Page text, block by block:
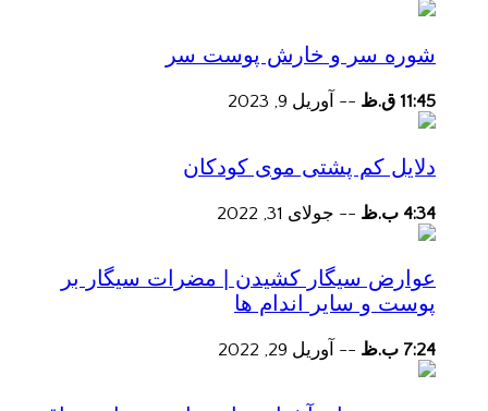
شوره سر و خارش پوست سر
11:45 ق.ظ -- آوریل 9, 2023
دلایل کم پشتی موی کودکان
4:34 ب.ظ -- جولای 31, 2022
عوارض سیگار کشیدن | مضرات سیگار بر
پوست و سایر اندام ها
7:24 ب.ظ -- آوریل 29, 2022